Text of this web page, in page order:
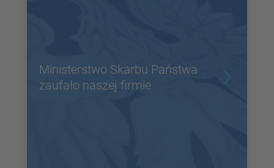
Ministerstwo Skarbu Państwa
zaufało naszej firmie